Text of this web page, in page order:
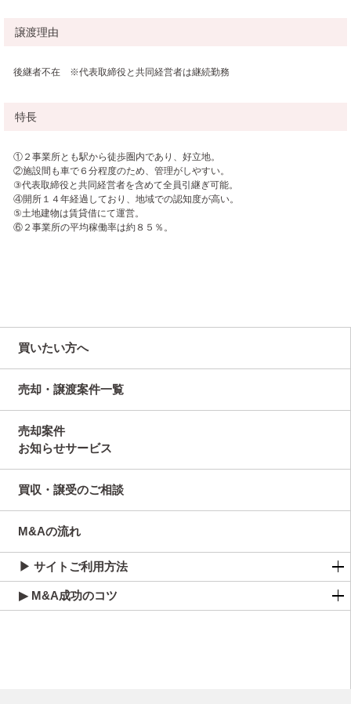
譲渡理由
後継者不在 ※代表取締役と共同経営者は継続勤務
特長
①２事業所とも駅から徒歩圏内であり、好立地。
②施設間も車で６分程度のため、管理がしやすい。
③代表取締役と共同経営者を含めて全員引継ぎ可能。
④開所１４年経過しており、地域での認知度が高い。
⑤土地建物は賃貸借にて運営。
⑥２事業所の平均稼働率は約８５％。
買いたい方へ
売却・譲渡案件一覧
売却案件
お知らせサービス
買収・譲受のご相談
M&Aの流れ
▶ サイトご利用方法
▶ M&A成功のコツ